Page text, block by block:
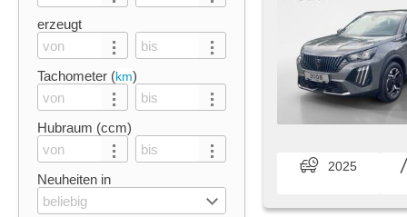
erzeugt
Tachometer (km)
Hubraum (ccm)
Neuheiten in
beliebig
2025